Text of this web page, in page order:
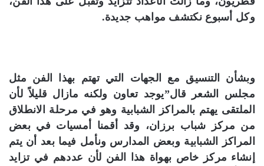
وكل أسبوع نكتشف مواهب جديدة.
وبشأن التنسيق مع الجهات التي تهتم بهذا الفن مثل
مجلس الشعر قال”يوجد تعاون ولكنه مازال قليلاً لأن
الملتقى يهتم بالمراكز الشبابية وهو في مرحلة الانطلاق
من مركز شباب برزان، وقد أقمنا أمسيات في بعض
المراكز الشبابية وبعض المدارس ونأمل فيما بعد أن يتم
إنشاء مركز خاص بهواة هذا الفن لأن عددهم في تزايد